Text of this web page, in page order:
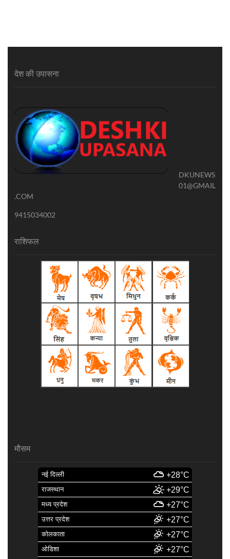
देश की उपासना
DKUNEWS
01@GMAIL
.COM
9415034002
राशिफल
मौसम
नई दिल्ली +28°C
राजस्थान +29°C
मध्य प्रदेश +27°C
उत्तर प्रदेश +27°C
कोलकाता +27°C
ओडिशा +27°C